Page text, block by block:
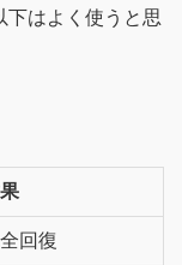
下はよく使うと思
回復